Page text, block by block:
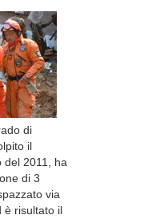
di
il
del 2011, ha
di 3
via
è risultato il